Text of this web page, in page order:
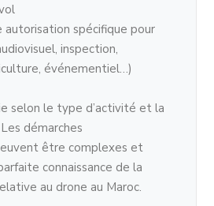
autorisation spécifique pour
inspection,
événementiel…)
selon le type d’activité et la
démarches
être complexes et
connaissance de la
au drone au Maroc.